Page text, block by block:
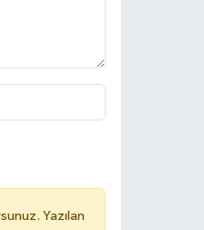
Yazılan